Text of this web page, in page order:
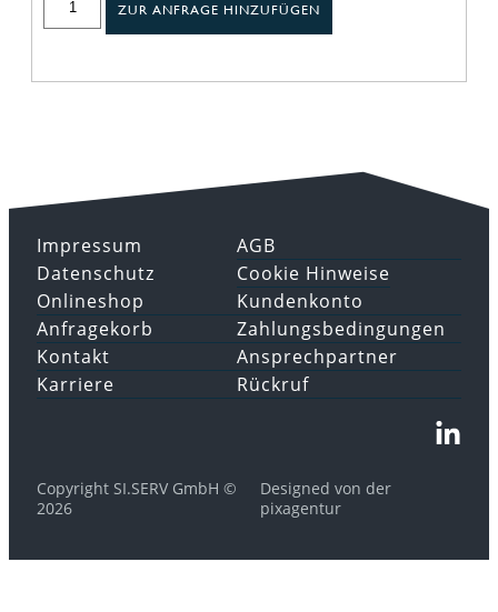
ZUR ANFRAGE HINZUFÜGEN
Impressum
Datenschutz
AGB
Cookie Hinweise
Onlineshop
Anfragekorb
Kundenkonto
Zahlungsbedingungen
Kontakt
Karriere
Ansprechpartner
Rückruf
Copyright SI.SERV GmbH ©
2026
Designed von der
pixagentur